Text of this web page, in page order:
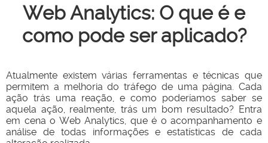
CONTATO
Web Analytics: O que é e
como pode ser aplicado?
Atualmente existem várias ferramentas e técnicas que
permitem a melhoria do tráfego de uma página. Cada
ação trás uma reação, e como poderíamos saber se
aquela ação, realmente, trás um bom resultado? Entra
em cena o Web Analytics, que é o acompanhamento e
análise de todas informações e estatísticas de cada